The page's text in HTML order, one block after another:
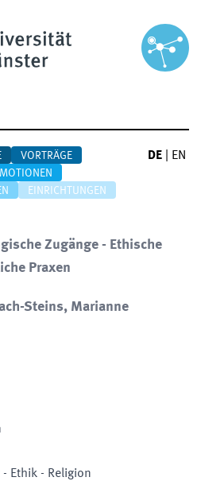
VORTRÄGE
EINRICHTUNGEN
DE EN
Zugänge - Ethische
Praxen
Steins, Marianne
Ethik - Religion